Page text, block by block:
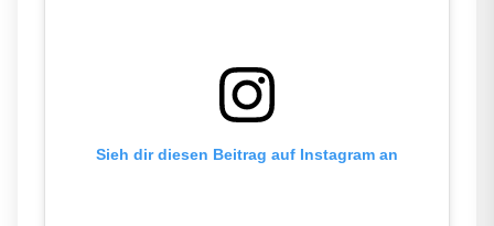
Sieh dir diesen Beitrag auf Instagram an